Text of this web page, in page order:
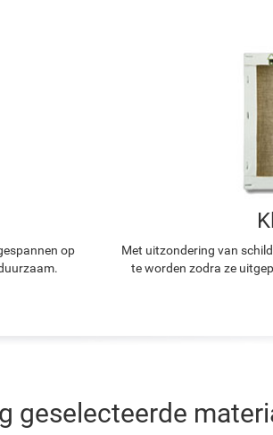
op
Met uitzondering van
te worden zodra ze
geselecteerde